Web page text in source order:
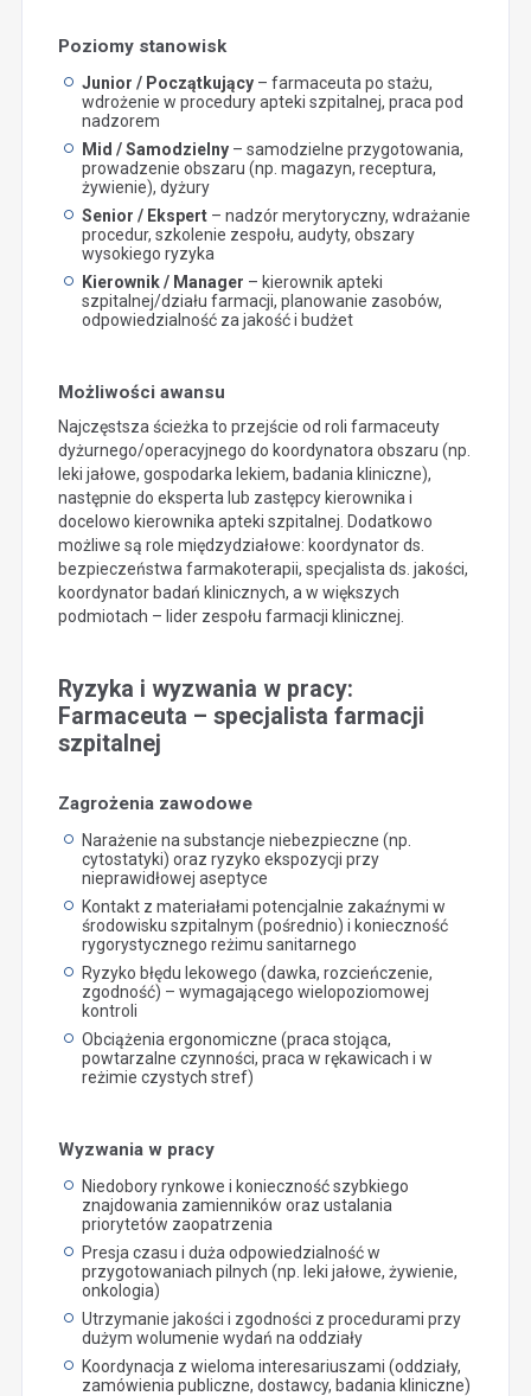
Poziomy stanowisk
Junior / Początkujący– farmaceuta po stażu,
wdrożenie w procedury apteki szpitalnej, praca pod
nadzorem
Mid / Samodzielny– samodzielne przygotowania,
prowadzenie obszaru (np. magazyn, receptura,
żywienie), dyżury
Senior / Ekspert– nadzór merytoryczny, wdrażanie
procedur, szkolenie zespołu, audyty, obszary
wysokiego ryzyka
Kierownik / Manager – kierownik apteki
szpitalnej/działu farmacji, planowanie zasobów,
odpowiedzialność za jakość i budżet
Możliwości awansu
Najczęstsza ścieżka to przejście od roli farmaceuty
dyżurnego/operacyjnego do koordynatora obszaru (np.
leki jałowe, gospodarka lekiem, badania kliniczne),
następnie do eksperta lub zastępcy kierownika i
docelowo kierownika apteki szpitalnej. Dodatkowo
możliwe są role międzydziałowe: koordynator ds.
bezpieczeństwa farmakoterapii, specjalista ds. jakości,
koordynator badań klinicznych, a w większych
podmiotach – lider zespołu farmacji klinicznej.
Ryzyka i wyzwania w pracy:
Farmaceuta – specjalista farmacji
szpitalnej
Zagrożenia zawodowe
Narażenie na substancje niebezpieczne (np.
cytostatyki) oraz ryzyko ekspozycji przy
nieprawidłowej aseptyce
Kontakt z materiałami potencjalnie zakaźnymi w
środowisku szpitalnym (pośrednio) i konieczność
rygorystycznego reżimu sanitarnego
Ryzyko błędu lekowego (dawka, rozcieńczenie,
zgodność) – wymagającego wielopoziomowej
kontroli
Obciążenia ergonomiczne (praca stojąca,
powtarzalne czynności, praca w rękawicach i w
reżimie czystych stref)
Wyzwania w pracy
Niedobory rynkowe i konieczność szybkiego
znajdowania zamienników oraz ustalania
priorytetów zaopatrzenia
Presja czasu i duża odpowiedzialność w
przygotowaniach pilnych (np. leki jałowe, żywienie,
onkologia)
Utrzymanie jakości i zgodności z procedurami przy
dużym wolumenie wydań na oddziały
Koordynacja z wieloma interesariuszami (oddziały,
zamówienia publiczne, dostawcy, badania kliniczne)